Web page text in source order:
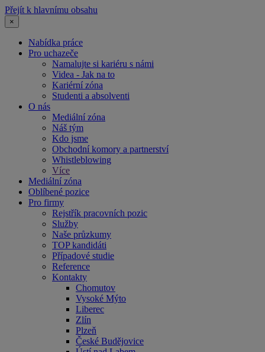
Přejít k hlavnímu obsahu
×
Nabídka práce
Pro uchazeče
Namalujte si kariéru s námi
Videa - Jak na to
Kariérní zóna
Studenti a absolventi
O nás
Mediální zóna
Náš tým
Kdo jsme
Obchodní komory a partnerství
Whistleblowing
Více
Mediální zóna
Oblíbené pozice
Pro firmy
Rejstřík pracovních pozic
Služby
Naše průzkumy
TOP kandidáti
Případové studie
Reference
Kontakty
Chomutov
Vysoké Mýto
Liberec
Zlín
Plzeň
České Budějovice